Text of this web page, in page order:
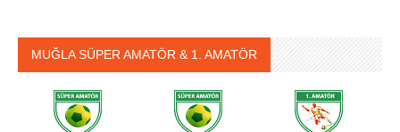
MUĞLA SÜPER AMATÖR & 1. AMATÖR